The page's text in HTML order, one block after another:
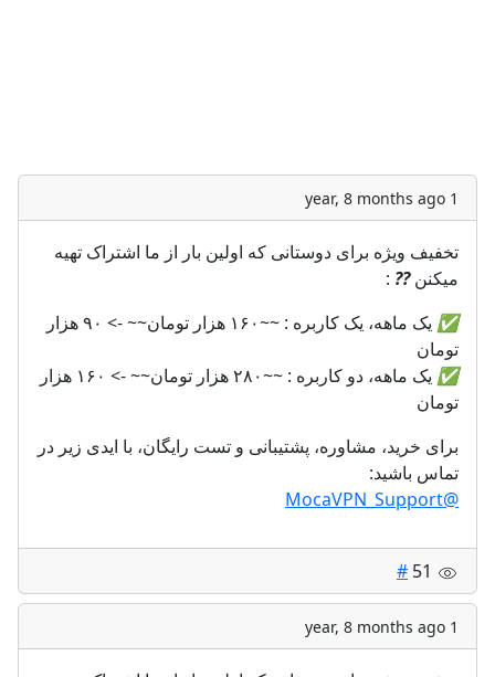
1 year, 8 months ago
تخفیف ویژه برای دوستانی که اولین بار از ما اشتراک تهیه
میکنن?
?
:
✅
یک ماهه، یک کاربره : ~~١۶٠ هزار تومان~~ -> ٩٠ هزار
تومان
✅
یک ماهه، دو کاربره : ~~٢٨٠ هزار تومان~~ -> ١۶٠ هزار
تومان
برای خرید، مشاوره، پشتیبانی و تست رایگان، با ایدی زیر در
تماس باشید:
@MocaVPN_Support
#
1 year, 8 months ago